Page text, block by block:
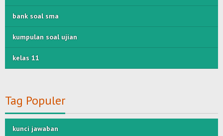
bank soal sma
kumpulan soal ujian
kelas 11
Tag Populer
kunci jawaban